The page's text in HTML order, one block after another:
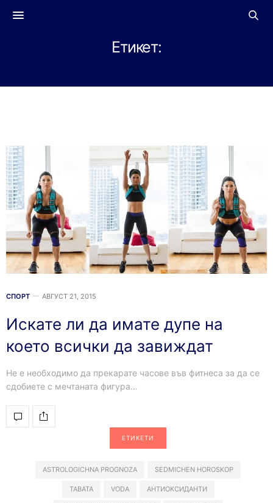
Етикет:
СПОРТ АВГУСТ 21, 2015
Искате ли да имате дупе на
което всички да завиждат
Не е необходимо да прекарате часове във фитнеса за да се
сдобиете с мечтаната фигура…
ЕТИКЕТИ
ASTROLOGICHNA PROGNOZA SEDMICHEN HOROSKOP
TABATA VODA АНТИОКСИДАНТИ